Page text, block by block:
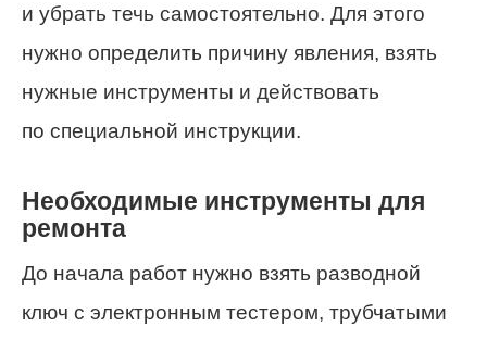
и убрать течь самостоятельно. Для этого
нужно определить причину явления, взять
нужные инструменты и действовать
по специальной инструкции.
Необходимые инструменты для
ремонта
До начала работ нужно взять разводной
ключ с электронным тестером, трубчатыми